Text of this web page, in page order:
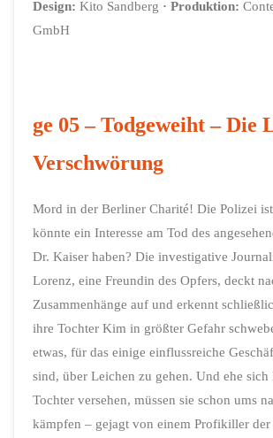
Design: Kito Sandberg · Produktion:
GmbH
ge 05 – Todgeweiht – Die
Verschwörung
Mord in der Berliner Charité! Die Polizei
könnte ein Interesse am Tod des
Dr. Kaiser haben? Die investigative
Lorenz, eine Freundin des Opfers, deckt
Zusammenhänge auf und erkennt
ihre Tochter Kim in größter Gefahr
etwas, für das einige einflussreiche
sind, über Leichen zu gehen. Und ehe sich
Tochter versehen, müssen sie schon ums
kämpfen – gejagt von einem Profikiller der